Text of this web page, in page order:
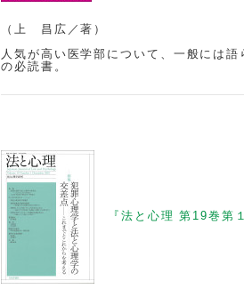
（上 昌広／著）
人気が高い医学部について、一般には
の必読書。
『法と心理 第19巻第